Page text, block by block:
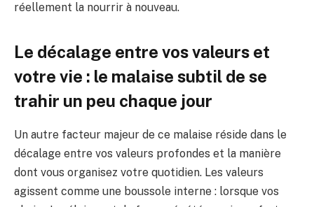
réellement la nourrir à nouveau.
Le décalage entre vos valeurs et
votre vie : le malaise subtil de se
trahir un peu chaque jour
Un autre facteur majeur de ce malaise réside dans le
décalage entre vos valeurs profondes et la manière
dont vous organisez votre quotidien. Les valeurs
agissent comme une boussole interne : lorsque vos